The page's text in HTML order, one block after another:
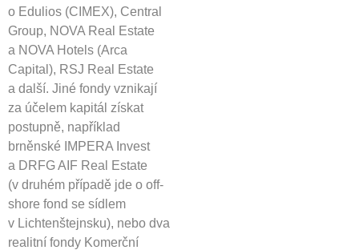
o Edulios (CIMEX), Central
Group, NOVA Real Estate
a NOVA Hotels (Arca
Capital), RSJ Real Estate
a další. Jiné fondy vznikají
za účelem kapitál získat
postupně, například
brněnské IMPERA Invest
a DRFG AIF Real Estate
(v druhém případě jde o off-
shore fond se sídlem
v Lichtenštejnsku), nebo dva
realitní fondy Komerční